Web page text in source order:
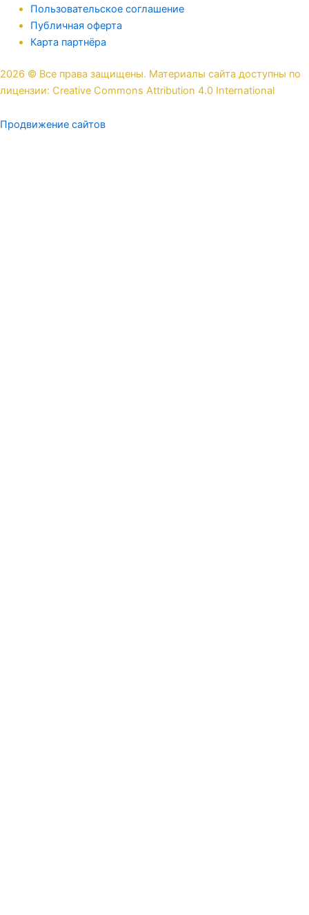
Пользовательское соглашение
Публичная оферта
Карта партнёра
2026 © Все права защищены. Материалы сайта доступны по
лицензии: Creative Commons Attribution 4.0 International
Продвижение сайтов